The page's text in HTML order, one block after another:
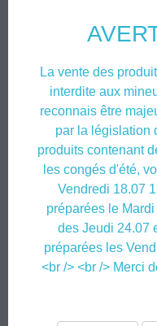
Top
Dracoest devenu en peu de
Stergann!
Le eliquideDracoest un
touche decactusqui ne
Conditionné en flacon "chubby"
bague d’inviolabilité et pipette
Eliquide à booster en 3 ou 6mg
Composé en 50% Propylène
alimentaires 100% français.
La vente des
interdite aux
reconnais être
par la législation
produits contenant
les congés d'été,
Vendredi 18.07
préparées le
des Jeudi 24.07
préparées les
<br /> <br /> Merci